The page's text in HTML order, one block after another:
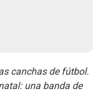
canchas de fútbol.
una banda de